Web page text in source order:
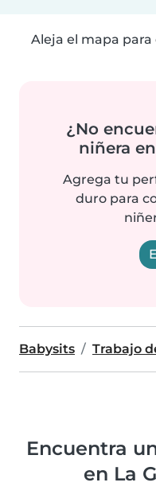
Aleja el mapa
¿No
niñera
Agrega tu
duro para
Babysits Trabajo
Encuentra
en La